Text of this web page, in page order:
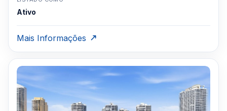
Ativo
Mais Informações